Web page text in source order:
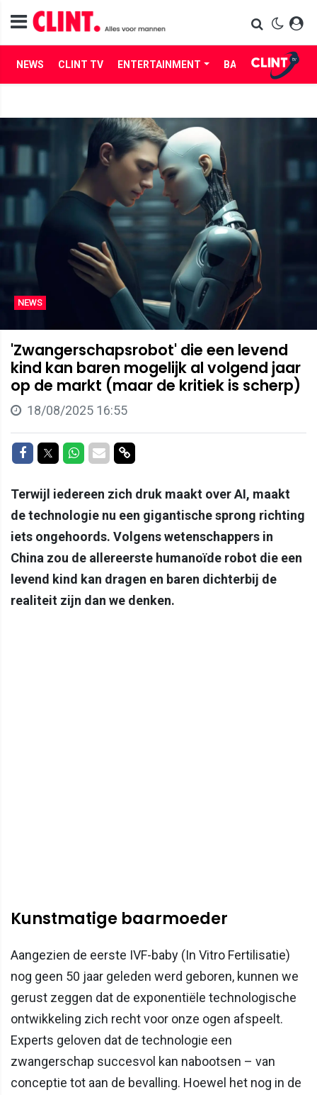
NEWS CLINT TV ENTERTAINMENT BABES LIFE
NEWS
'Zwangerschapsrobot' die een levend
kind kan baren mogelijk al volgend jaar
op de markt (maar de kritiek is scherp)
18/08/2025 16:55
Delen op Facebook
Delen op Twitter
Delen op Whatsapp
Delen via Mail
Delen via link
Terwijl iedereen zich druk maakt over AI, maakt
de technologie nu een gigantische sprong richting
iets ongehoords. Volgens wetenschappers in
China zou de allereerste humanoïde robot die een
levend kind kan dragen en baren dichterbij de
realiteit zijn dan we denken.
Kunstmatige baarmoeder
Aangezien de eerste IVF-baby (In Vitro Fertilisatie)
nog geen 50 jaar geleden werd geboren, kunnen we
gerust zeggen dat de exponentiële technologische
ontwikkeling zich recht voor onze ogen afspeelt.
Experts geloven dat de technologie een
zwangerschap succesvol kan nabootsen – van
conceptie tot aan de bevalling. Hoewel het nog in de